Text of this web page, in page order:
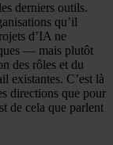
derniers outils.
qu’il
d’IA ne
— mais plutôt
des rôles et du
existantes. C’est là
directions que pour
de cela que parlent